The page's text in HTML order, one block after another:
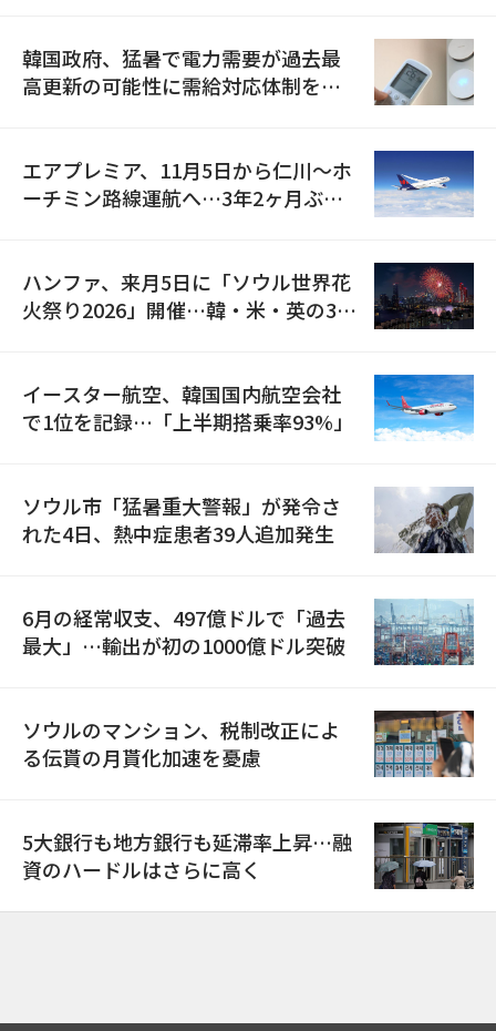
韓国政府、猛暑で電力需要が過去最
高更新の可能性に需給対応体制を点
エアプレミア、11月5日から仁川〜ホ
ーチミン路線運航へ…3年2ヶ月ぶり
ハンファ、来月5日に「ソウル世界花
火祭り2026」開催…韓・米・英の3カ
イースター航空、韓国国内航空会社
で1位を記録…「上半期搭乗率93%」
ソウル市「猛暑重大警報」が発令さ
れた4日、熱中症患者39人追加発生
6月の経常収支、497億ドルで「過去
最大」…輸出が初の1000億ドル突破
ソウルのマンション、税制改正によ
る伝貰の月貰化加速を憂慮
5大銀行も地方銀行も延滞率上昇…融
資のハードルはさらに高く